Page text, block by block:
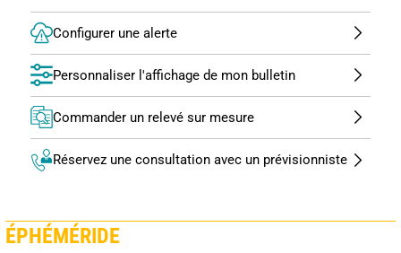
Configurer une alerte
Personnaliser l'affichage de mon bulletin
Commander un relevé sur mesure
Réservez une consultation avec un prévisionniste
ÉPHÉMÉRIDE